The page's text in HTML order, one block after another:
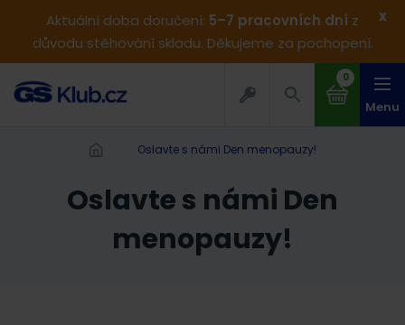
Aktuální doba doručení: 5–7 pracovních dní z
důvodu stěhování skladu. Děkujeme za pochopení.
x
0
Menu
Oslavte s námi Den menopauzy!
Oslavte s námi Den
menopauzy!